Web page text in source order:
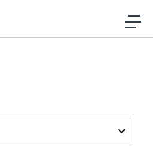
al contenido
TV Usach